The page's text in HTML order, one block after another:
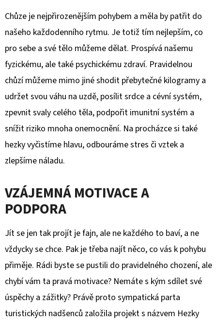
Chůze je nejpřirozenějším pohybem a měla by patřit do
našeho každodenního rytmu. Je totiž tím nejlepším, co
pro sebe a své tělo můžeme dělat. Prospívá našemu
fyzickému, ale také psychickému zdraví. Pravidelnou
chůzí můžeme mimo jiné shodit přebytečné kilogramy a
udržet svou váhu na uzdě, posílit srdce a cévní systém,
zpevnit svaly celého těla, podpořit imunitní systém a
snížit riziko mnoha onemocnění. Na procházce si také
hezky vyčistíme hlavu, odbouráme stres či vztek a
zlepšíme náladu.
VZÁJEMNÁ MOTIVACE A
PODPORA
Jít se jen tak projít je fajn, ale ne každého to baví, a ne
vždycky se chce. Pak je třeba najít něco, co vás k pohybu
přiměje. Rádi byste se pustili do pravidelného chození, ale
chybí vám ta pravá motivace? Nemáte s kým sdílet své
úspěchy a zážitky? Právě proto sympatická parta
turistických nadšenců založila projekt s názvem Hezky
T
?
HLEDAT
D
O
P
R
U
Č
J
E
M
E
LETNÍ
STOVKA